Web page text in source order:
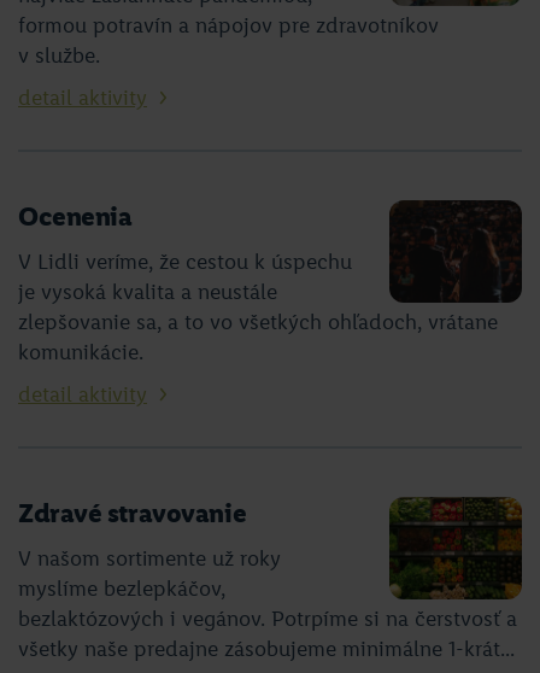
formou potravín a nápojov pre zdravotníkov
v službe.
detail aktivity
Ocenenia
V Lidli veríme, že cestou k úspechu
je vysoká kvalita a neustále
zlepšovanie sa, a to vo všetkých ohľadoch, vrátane
komunikácie.
detail aktivity
Zdravé stravovanie
V našom sortimente už roky
myslíme bezlepkáčov,
bezlaktózových i vegánov. Potrpíme si na čerstvosť a
všetky naše predajne zásobujeme minimálne 1-krát...